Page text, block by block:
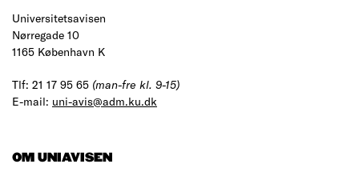
Universitetsavisen
Nørregade 10
1165 København K
Tlf: 21 17 95 65 (man-fre kl. 9-15)
E-mail: uni-avis@adm.ku.dk
OM UNIAVISEN